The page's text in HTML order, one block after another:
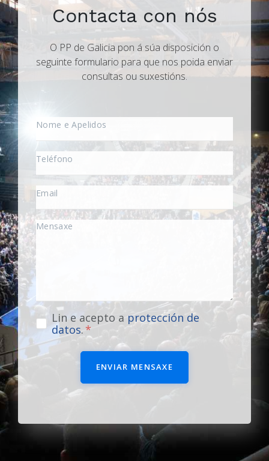
Contacta con nós
O PP de Galicia pon á súa disposición o
seguinte formulario para que nos poida enviar
consultas ou suxestións.
Lin e acepto a protección de
datos.
ENVIAR MENSAXE